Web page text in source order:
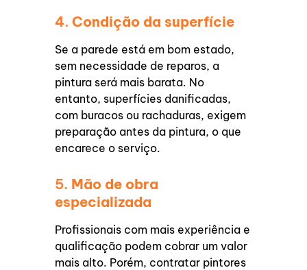
4.Condição da superfície
Se a parede está em bom estado,
sem necessidade de reparos, a
pintura será mais barata. No
entanto, superfícies danificadas,
com buracos ou rachaduras, exigem
preparação antes da pintura, o que
encarece o serviço.
5. Mão de obra
especializada
Profissionais com mais experiência e
qualificação podem cobrar um valor
mais alto. Porém, contratar pintores